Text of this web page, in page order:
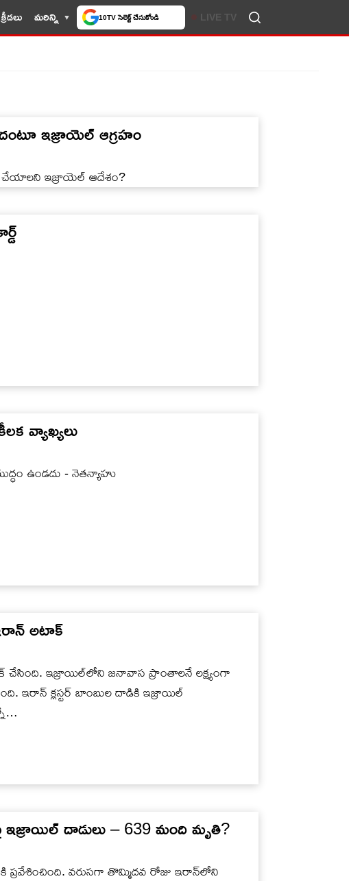
క్రీడలు మరిన్ని 10TV సెలెక్ట్ చేసుకోండి LIVE TV
ఇజ్రాయెల్‌ ఆగ్రహం
చేయాలని ఇజ్రాయెల్ ఆదేశం?
వ్యాఖ్యలు
ఉండదు - నెతన్యాహు
అటాక్
ఇజ్రాయిల్‌లోని జనావాస ప్రాంతాలనే లక్ష్యంగా
ఇరాన్ క్లస్టర్ బాంబుల దాడికి ఇజ్రాయిల్
దాడులు – 639 మంది మృతి?
వరుసగా తొమ్మిదవ రోజు ఇరాన్‌లోని